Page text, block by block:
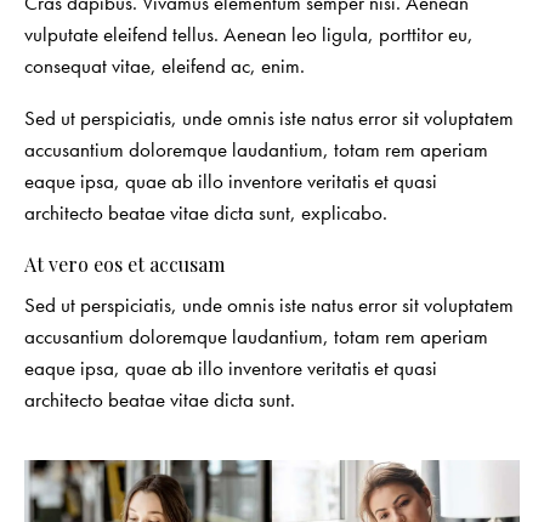
vulputate eleifend tellus. Aenean leo ligula, porttitor eu,
consequat vitae, eleifend ac, enim.
Sed ut perspiciatis, unde omnis iste natus error sit voluptatem
accusantium doloremque laudantium, totam rem aperiam
eaque ipsa, quae ab illo inventore veritatis et quasi
architecto beatae vitae dicta sunt, explicabo.
At vero eos et accusam
Sed ut perspiciatis, unde omnis iste natus error sit voluptatem
accusantium doloremque laudantium, totam rem aperiam
eaque ipsa, quae ab illo inventore veritatis et quasi
architecto beatae vitae dicta sunt.